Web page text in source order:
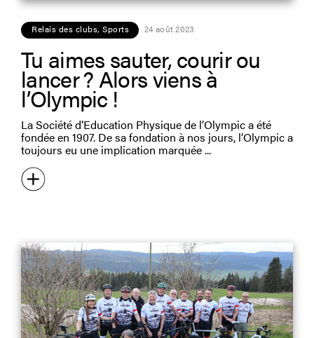
Relais des clubs, Sports 24 août 2023
Tu aimes sauter, courir ou
lancer ? Alors viens à
l’Olympic !
La Société d’Education Physique de l’Olympic a été
fondée en 1907. De sa fondation à nos jours, l’Olympic a
toujours eu une implication marquée